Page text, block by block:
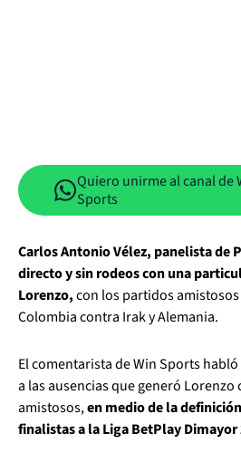
Quiero unirme al canal de
Sports
Carlos Antonio Vélez, panelista de
directo y sin rodeos con una
Lorenzo,con los partidos
Colombia contra Irak y Alemania.
El comentarista de Win Sports
a las ausencias que generó Lorenzo
amistosos,en medio de la
finalistas a la Liga BetPlay Dimayor